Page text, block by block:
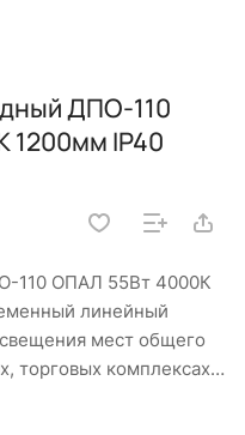
ДПО-110
1200мм IP40
110 ОПАЛ 55Вт 4000К
линейный
мест общего
торговых комплексах,
Создает